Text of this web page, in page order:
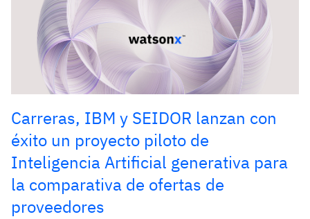
Carreras, IBM y SEIDOR lanzan con
éxito un proyecto piloto de
Inteligencia Artificial generativa para
la comparativa de ofertas de
proveedores